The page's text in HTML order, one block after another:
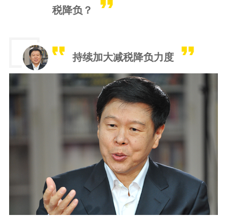
税降负？
持续加大减税降负力度